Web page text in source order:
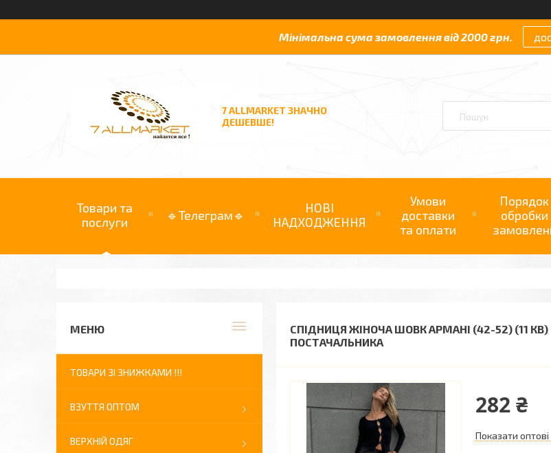
Мінімальна сума замовлення від 2000 грн.
7 ALLMARKET ЗНАЧНО
ДЕШЕВШЕ!
Товари та
послуги
🔹Телеграм🔹
НОВІ
НАДХОДЖЕННЯ
Умови
доставки
та оплати
Порядок
обробки
СПІДНИЦЯ ЖІНОЧА ШОВК АРМАНІ (42-52) (11 КВ)
ПОСТАЧАЛЬНИКА
282 ₴
Показати оптові
ТОВАРИ ЗІ ЗНИЖКАМИ !!!
ВЗУТТЯ ОПТОМ
ВЕРХНІЙ ОДЯГ